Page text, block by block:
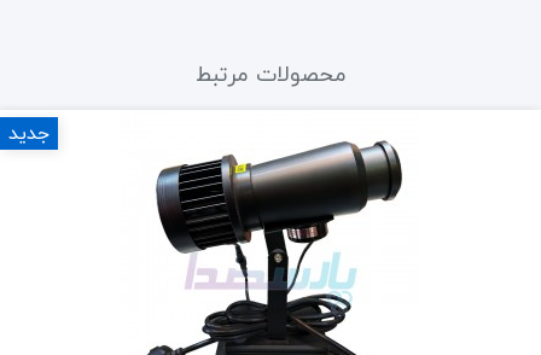
محصولات مرتبط
جدید